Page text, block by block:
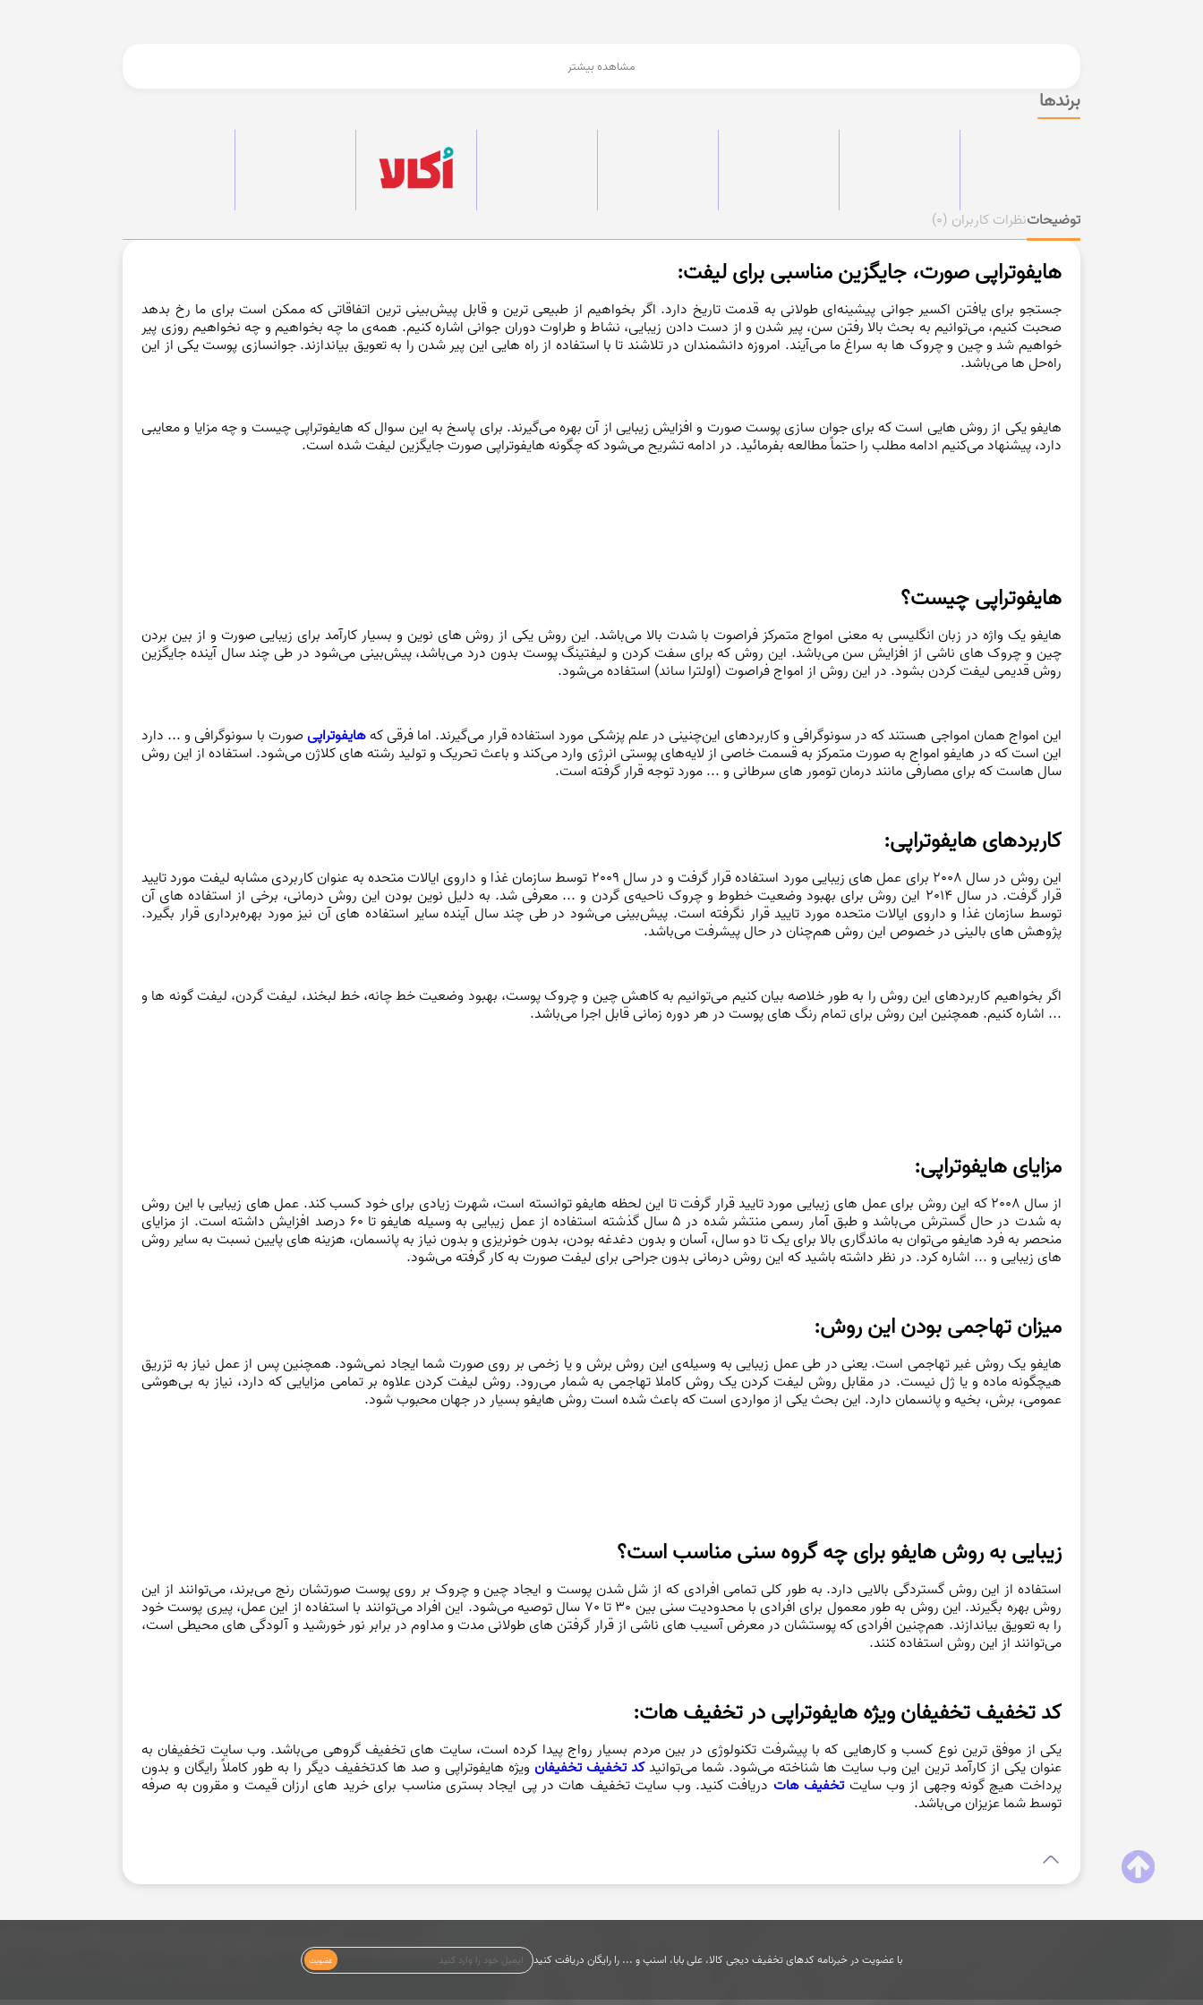
مشاهده بیشتر
برندها
توضیحاتنظرات کاربران (0)
هایفوتراپی صورت، جایگزین مناسبی برای لیفت:
جستجو برای یافتن اکسیر جوانی پیشینه‌ای طولانی به قدمت تاریخ دارد. اگر بخواهیم از طبیعی ترین و قابل پیش‌بینی ترین اتفاقاتی که ممکن است برای ما رخ بدهد
صحبت کنیم، می‌توانیم به بحث بالا رفتن سن، پیر شدن و از دست دادن زیبایی، نشاط و طراوت دوران جوانی اشاره کنیم. همه‌ی ما چه بخواهیم و چه نخواهیم روزی پیر
خواهیم شد و چین و چروک ها به سراغ ما می‌آیند. امروزه دانشمندان در تلاشند تا با استفاده از راه هایی این پیر شدن را به تعویق بیاندازند. جوانسازی پوست یکی از این
راه‌حل ها می‌باشد.
هایفو یکی از روش هایی است که برای جوان سازی پوست صورت و افزایش زیبایی از آن بهره می‌گیرند. برای پاسخ به این سوال که هایفوتراپی چیست و چه مزایا و معایبی
دارد، پیشنهاد می‌کنیم ادامه مطلب را حتماً مطالعه بفرمائید. در ادامه تشریح می‌شود که چگونه هایفوتراپی صورت جایگزین لیفت شده است.
هایفوتراپی چیست؟
هایفو یک واژه در زبان انگلیسی به معنی امواج متمرکز فراصوت با شدت بالا می‌باشد. این روش یکی از روش های نوین و بسیار کارآمد برای زیبایی صورت و از بین بردن
چین و چروک های ناشی از افزایش سن می‌باشد. این روش که برای سفت کردن و لیفتینگ پوست بدون درد می‌باشد، پیش‌بینی می‌شود در طی چند سال آینده جایگزین
روش قدیمی لیفت کردن بشود. در این روش از امواج فراصوت (اولترا ساند) استفاده می‌شود.
این امواج همان امواجی هستند که در سونوگرافی و کاربردهای این‌چنینی در علم پزشکی مورد استفاده قرار می‌گیرند. اما فرقی که هایفوتراپی صورت با سونوگرافی و ... دارد
این است که در هایفو امواج به صورت متمرکز به قسمت خاصی از لایه‌های پوستی انرژی وارد می‌کند و باعث تحریک و تولید رشته های کلاژن می‌شود. استفاده از این روش
سال هاست که برای مصارفی مانند درمان تومور های سرطانی و ... مورد توجه قرار گرفته است.
کاربردهای هایفوتراپی:
این روش در سال 2008 برای عمل های زیبایی مورد استفاده قرار گرفت و در سال 2009 توسط سازمان غذا و داروی ایالات متحده به عنوان کاربردی مشابه لیفت مورد تایید
قرار گرفت. در سال 2014 این روش برای بهبود وضعیت خطوط و چروک ناحیه‌ی گردن و ... معرفی شد. به دلیل نوین بودن این روش درمانی، برخی از استفاده های آن
توسط سازمان غذا و داروی ایالات متحده مورد تایید قرار نگرفته است. پیش‌بینی می‌شود در طی چند سال آینده سایر استفاده های آن نیز مورد بهره‌برداری قرار بگیرد.
پژوهش های بالینی در خصوص این روش هم‌چنان در حال پیشرفت می‌باشد.
اگر بخواهیم کاربردهای این روش را به طور خلاصه بیان کنیم می‌توانیم به کاهش چین و چروک پوست، بهبود وضعیت خط چانه، خط لبخند، لیفت گردن، لیفت گونه ها و
... اشاره کنیم. همچنین این روش برای تمام رنگ های پوست در هر دوره زمانی قابل اجرا می‌باشد.
مزایای هایفوتراپی:
از سال 2008 که این روش برای عمل های زیبایی مورد تایید قرار گرفت تا این لحظه هایفو توانسته است، شهرت زیادی برای خود کسب کند. عمل های زیبایی با این روش
به شدت در حال گسترش می‌باشد و طبق آمار رسمی منتشر شده در 5 سال گذشته استفاده از عمل زیبایی به وسیله هایفو تا 60 درصد افزایش داشته است. از مزایای
منحصر به فرد هایفو می‌توان به ماندگاری بالا برای یک تا دو سال، آسان و بدون دغدغه بودن، بدون خونریزی و بدون نیاز به پانسمان، هزینه های پایین نسبت به سایر روش
های زیبایی و ... اشاره کرد. در نظر داشته باشید که این روش درمانی بدون جراحی برای لیفت صورت به کار گرفته می‌شود.
میزان تهاجمی بودن این روش:
هایفو یک روش غیر تهاجمی است. یعنی در طی عمل زیبایی به وسیله‌ی این روش برش و یا زخمی بر روی صورت شما ایجاد نمی‌شود. همچنین پس از عمل نیاز به تزریق
هیچگونه ماده و یا ژل نیست. در مقابل روش لیفت کردن یک روش کاملا تهاجمی به شمار می‌رود. روش لیفت کردن علاوه بر تمامی مزایایی که دارد، نیاز به بی‌هوشی
عمومی، برش، بخیه و پانسمان دارد. این بحث یکی از مواردی است که باعث شده است روش هایفو بسیار در جهان محبوب شود.
زیبایی به روش هایفو برای چه گروه سنی مناسب است؟
استفاده از این روش گستردگی بالایی دارد. به طور کلی تمامی افرادی که از شل شدن پوست و ایجاد چین و چروک بر روی پوست صورتشان رنج می‌برند، می‌توانند از این
روش بهره بگیرند. این روش به طور معمول برای افرادی با محدودیت سنی بین 30 تا 70 سال توصیه می‌شود. این افراد می‌توانند با استفاده از این عمل، پیری پوست خود
را به تعویق بیاندازند. هم‌چنین افرادی که پوستشان در معرض آسیب های ناشی از قرار گرفتن های طولانی مدت و مداوم در برابر نور خورشید و آلودگی های محیطی است،
می‌توانند از این روش استفاده کنند.
کد تخفیف تخفیفان ویژه هایفوتراپی در تخفیف هات:
یکی از موفق ترین نوع کسب و کارهایی که با پیشرفت تکنولوژی در بین مردم بسیار رواج پیدا کرده است، سایت های تخفیف گروهی می‌باشد. وب سایت تخفیفان به
عنوان یکی از کارآمد ترین این وب سایت ها شناخته می‌شود. شما می‌توانید کد تخفیف تخفیفان ویژه هایفوتراپی و صد ها کدتخفیف دیگر را به طور کاملاً رایگان و بدون
پرداخت هیچ گونه وجهی از وب سایت تخفیف هات دریافت کنید. وب سایت تخفیف هات در پی ایجاد بستری مناسب برای خرید های ارزان قیمت و مقرون به صرفه
توسط شما عزیزان می‌باشد.
با عضویت در خبرنامه کدهای تخفیف دیجی کالا، علی بابا، اسنپ و ... را رایگان دریافت کنید عضویت